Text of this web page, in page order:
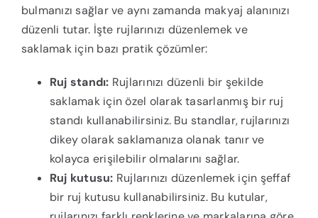
bulmanızı sağlar ve aynı zamanda makyaj alanınızı
düzenli tutar. İşte rujlarınızı düzenlemek ve
saklamak için bazı pratik çözümler:
Ruj standı: Rujlarınızı düzenli bir şekilde
saklamak için özel olarak tasarlanmış bir ruj
standı kullanabilirsiniz. Bu standlar, rujlarınızı
dikey olarak saklamanıza olanak tanır ve
kolayca erişilebilir olmalarını sağlar.
Ruj kutusu: Rujlarınızı düzenlemek için şeffaf
bir ruj kutusu kullanabilirsiniz. Bu kutular,